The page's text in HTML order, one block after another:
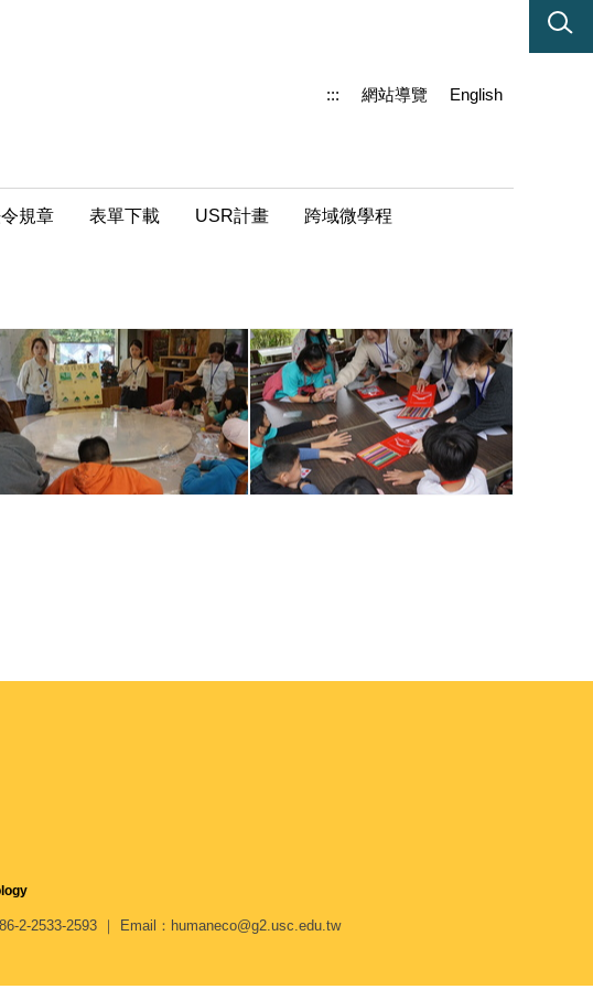
規章 表單下載 USR計畫 跨域微學程
::: 網站導覽 English
2-2533-2593 ｜ Email：humaneco@g2.usc.edu.tw